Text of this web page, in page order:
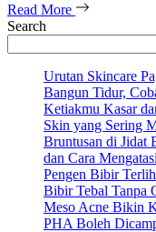
Read More
Search
Urutan Skincare
Bangun Tidur,
Ketiakmu Kasar
Skin yang Sering
Bruntusan di Jidat
dan Cara
Pengen Bibir
Bibir Tebal Tanpa
Meso Acne Bikin
PHA Boleh